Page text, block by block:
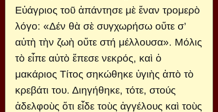
Εὐάγριος τοῦ ἀπάντησε μὲ ἕναν τρομερὸ
λόγο: «Δέν θὰ σὲ συγχωρήσω οὔτε σ’
αὐτὴ τὴν ζωὴ οὔτε στή μέλλουσα». Μόλις
τὸ εἶπε αὐτὸ ἔπεσε νεκρός, καὶ ὁ
μακάριος Τίτος σηκώθηκε ὑγιὴς ἀπὸ τὸ
κρεβάτι του. Διηγήθηκε, τότε, στούς
ἀδελφοὺς ὅτι εἶδε τοὺς ἀγγέλους καὶ τοὺς